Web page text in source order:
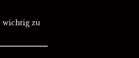
wichtig zu